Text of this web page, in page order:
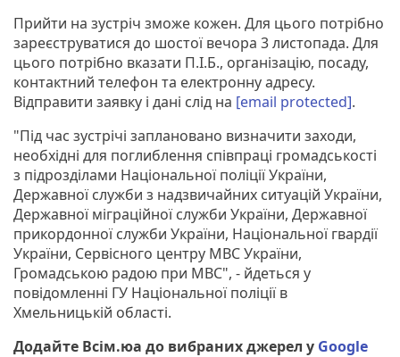
Прийти на зустріч зможе кожен. Для цього потрібно
зареєструватися до шостої вечора 3 листопада. Для
цього потрібно вказати П.І.Б., організацію, посаду,
контактний телефон та електронну адресу.
Відправити заявку і дані слід на [email protected].
"Під час зустрічі заплановано визначити заходи,
необхідні для поглиблення співпраці громадськості
з підрозділами Національної поліції України,
Державної служби з надзвичайних ситуацій України,
Державної міграційної служби України, Державної
прикордонної служби України, Національної гвардії
України, Сервісного центру МВС України,
Громадською радою при МВС", - йдеться у
повідомленні ГУ Національної поліції в
Хмельницькій області.
Додайте Всім.юа до вибраних джерел у Google